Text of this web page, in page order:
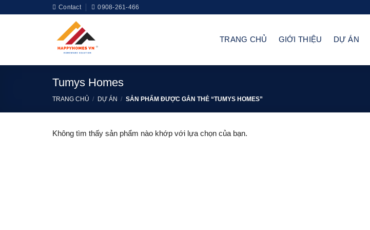
to
Contact 0908-261-466
TRANG CHỦ GIỚI THIỆU DỰ ÁN
Tumys Homes
TRANG CHỦ / DỰ ÁN / SẢN PHẨM ĐƯỢC GẮN THẺ “TUMYS HOMES”
Không tìm thấy sản phẩm nào khớp với lựa chọn của bạn.